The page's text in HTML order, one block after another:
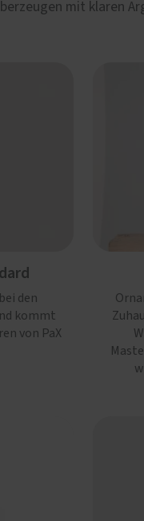
mit klaren
den
kommt
von PaX